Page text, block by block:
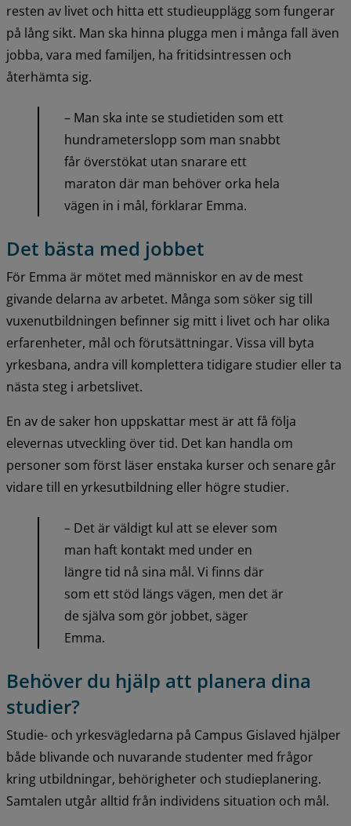
resten av livet och hitta ett studieupplägg som fungerar
på lång sikt. Man ska hinna plugga men i många fall även
jobba, vara med familjen, ha fritidsintressen och
återhämta sig.
– Man ska inte se studietiden som ett
hundrameterslopp som man snabbt
får överstökat utan snarare ett
maraton där man behöver orka hela
vägen in i mål, förklarar Emma.
Det bästa med jobbet
För Emma är mötet med människor en av de mest
givande delarna av arbetet. Många som söker sig till
vuxenutbildningen befinner sig mitt i livet och har olika
erfarenheter, mål och förutsättningar. Vissa vill byta
yrkesbana, andra vill komplettera tidigare studier eller ta
nästa steg i arbetslivet.
En av de saker hon uppskattar mest är att få följa
elevernas utveckling över tid. Det kan handla om
personer som först läser enstaka kurser och senare går
vidare till en yrkesutbildning eller högre studier.
– Det är väldigt kul att se elever som
man haft kontakt med under en
längre tid nå sina mål. Vi finns där
som ett stöd längs vägen, men det är
de själva som gör jobbet, säger
Emma.
Behöver du hjälp att planera dina
studier?
Studie- och yrkesvägledarna på Campus Gislaved hjälper
både blivande och nuvarande studenter med frågor
kring utbildningar, behörigheter och studieplanering.
Samtalen utgår alltid från individens situation och mål.